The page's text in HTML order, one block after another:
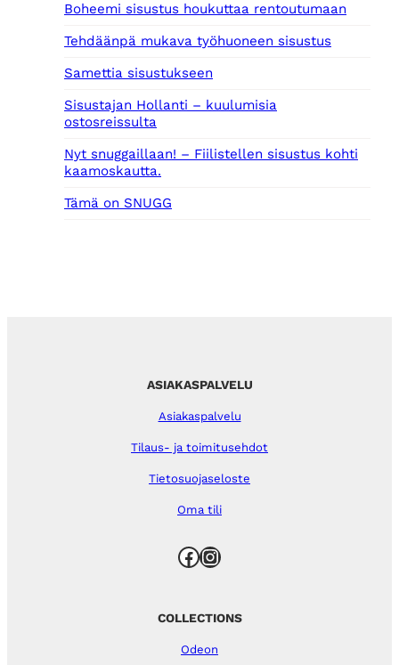
Boheemi sisustus houkuttaa rentoutumaan
Tehdäänpä mukava työhuoneen sisustus
Samettia sisustukseen
Sisustajan Hollanti – kuulumisia
ostosreissulta
Nyt snuggaillaan! – Fiilistellen sisustus kohti
kaamoskautta.
Tämä on SNUGG
ASIAKASPALVELU
Asiakaspalvelu
Tilaus- ja toimitusehdot
Tietosuojaseloste
Oma tili
Facebook Instagram
COLLECTIONS
Odeon